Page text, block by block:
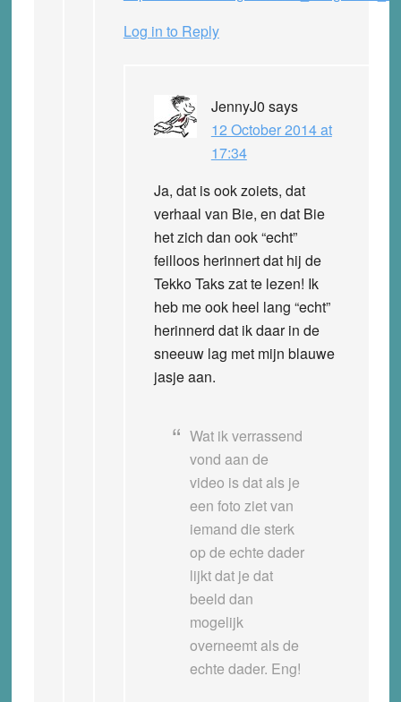
Log in to Reply
JennyJ0 says
12 October 2014 at
17:34
Ja, dat is ook zoiets, dat
verhaal van Bie, en dat Bie
het zich dan ook “echt”
feilloos herinnert dat hij de
Tekko Taks zat te lezen! Ik
heb me ook heel lang “echt”
herinnerd dat ik daar in de
sneeuw lag met mijn blauwe
jasje aan.
Wat ik verrassend
vond aan de
video is dat als je
een foto ziet van
iemand die sterk
op de echte dader
lijkt dat je dat
beeld dan
mogelijk
overneemt als de
echte dader. Eng!